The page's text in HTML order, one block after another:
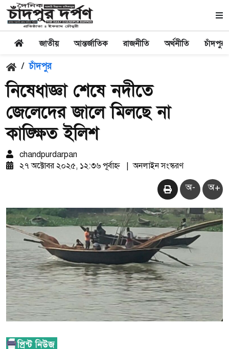
জাতীয় আন্তর্জাতিক রাজনীতি অর্থনীতি চাঁদপুর
/ চাঁদপুর
নিষেধাজ্ঞা শেষে নদীতে
জেলেদের জালে মিলছে না
কাঙ্ক্ষিত ইলিশ
chandpurdarpan
২৭ অক্টোবর ২০২৫, ১২:৩৬ পূর্বাহ্ন
অনলাইন সংস্করণ
অ- অ+